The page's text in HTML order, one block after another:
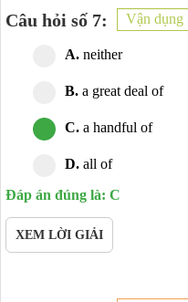
Câu hỏi số 7: Vận dụng
A. neither
B. a great deal of
C. a handful of
D. all of
Đáp án đúng là: C
XEM LỜI GIẢI